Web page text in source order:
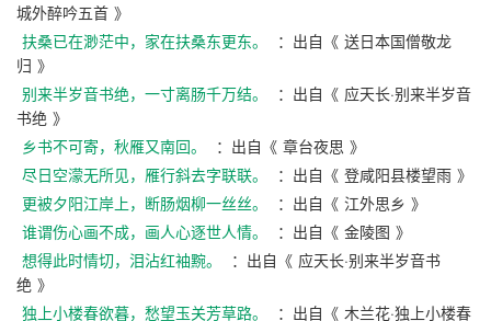
城外醉吟五首 》
扶桑已在渺茫中，家在扶桑东更东。
：出自《 送日本国僧敬龙
归 》
别来半岁音书绝，一寸离肠千万结。
：出自《 应天长·别来半岁音
书绝 》
乡书不可寄，秋雁又南回。
：出自《 章台夜思 》
尽日空濛无所见，雁行斜去字联联。
：出自《 登咸阳县楼望雨 》
更被夕阳江岸上，断肠烟柳一丝丝。
：出自《 江外思乡 》
谁谓伤心画不成，画人心逐世人情。
：出自《 金陵图 》
想得此时情切，泪沾红袖黦。
：出自《 应天长·别来半岁音书
绝 》
独上小楼春欲暮，愁望玉关芳草路。
：出自《 木兰花·独上小楼春